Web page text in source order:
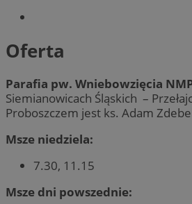
Oferta
Parafia pw. Wniebowzięcia
Siemianowicach Śląskich –
Proboszczem jest ks. Adam
Msze niedziela:
7.30, 11.15
Msze dni powszednie: